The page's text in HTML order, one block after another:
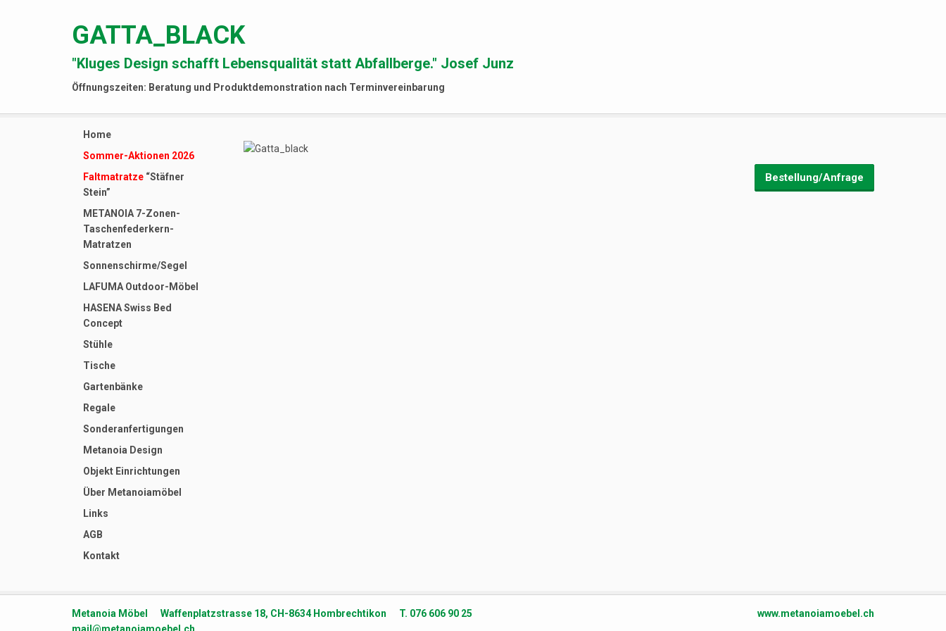
GATTA_BLACK
"Kluges Design schafft Lebensqualität statt Abfallberge." Josef Junz
Öffnungszeiten: Beratung und Produktdemonstration nach Terminvereinbarung
Home
Sommer-Aktionen 2026
Faltmatratze “Stäfner
Stein”
METANOIA 7-Zonen-
Taschenfederkern-
Matratzen
Sonnenschirme/Segel
LAFUMA Outdoor-Möbel
HASENA Swiss Bed
Concept
Stühle
Tische
Gartenbänke
Regale
Sonderanfertigungen
Metanoia Design
Objekt Einrichtungen
Über Metanoiamöbel
Links
AGB
Kontakt
Bestellung/Anfrage
Metanoia Möbel Waffenplatzstrasse 18, CH-8634 Hombrechtikon T. 076 606 90 25
www.metanoiamoebel.ch